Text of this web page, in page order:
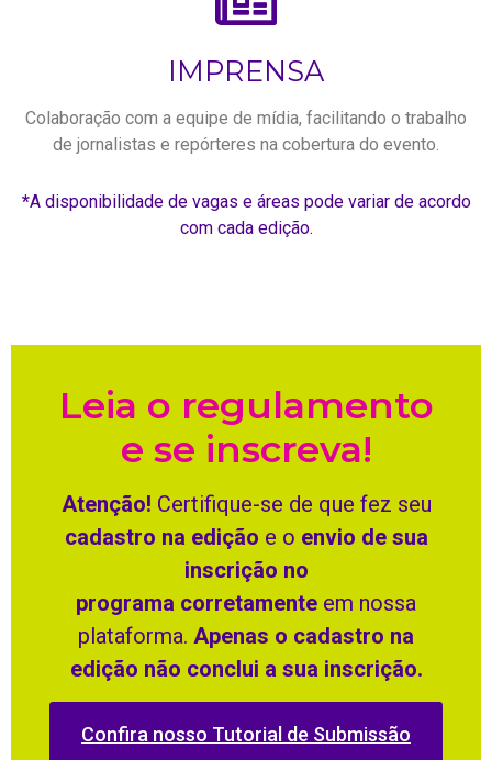
IMPRENSA
Colaboração com a equipe de mídia, facilitando o trabalho
de jornalistas e repórteres na cobertura do evento.
*A disponibilidade de vagas e áreas pode variar de acordo
com cada edição.
Leia o regulamento
e se inscreva!
Atenção! Certifique-se de que fez seu
cadastro na edição e o envio de sua
inscrição no
programa corretamente em nossa
plataforma. Apenas o cadastro na
edição não conclui a sua inscrição.
Confira nosso Tutorial de Submissão